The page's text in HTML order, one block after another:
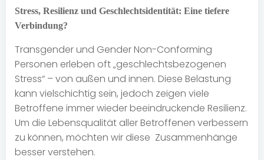
Stress, Resilienz und Geschlechtsidentität: Eine tiefere
Verbindung?
Transgender und Gender Non-Conforming
Personen erleben oft „geschlechtsbezogenen
Stress“ – von außen und innen. Diese Belastung
kann vielschichtig sein, jedoch zeigen viele
Betroffene immer wieder beeindruckende Resilienz.
Um die Lebensqualität aller Betroffenen verbessern
zu können, möchten wir diese Zusammenhänge
besser verstehen.